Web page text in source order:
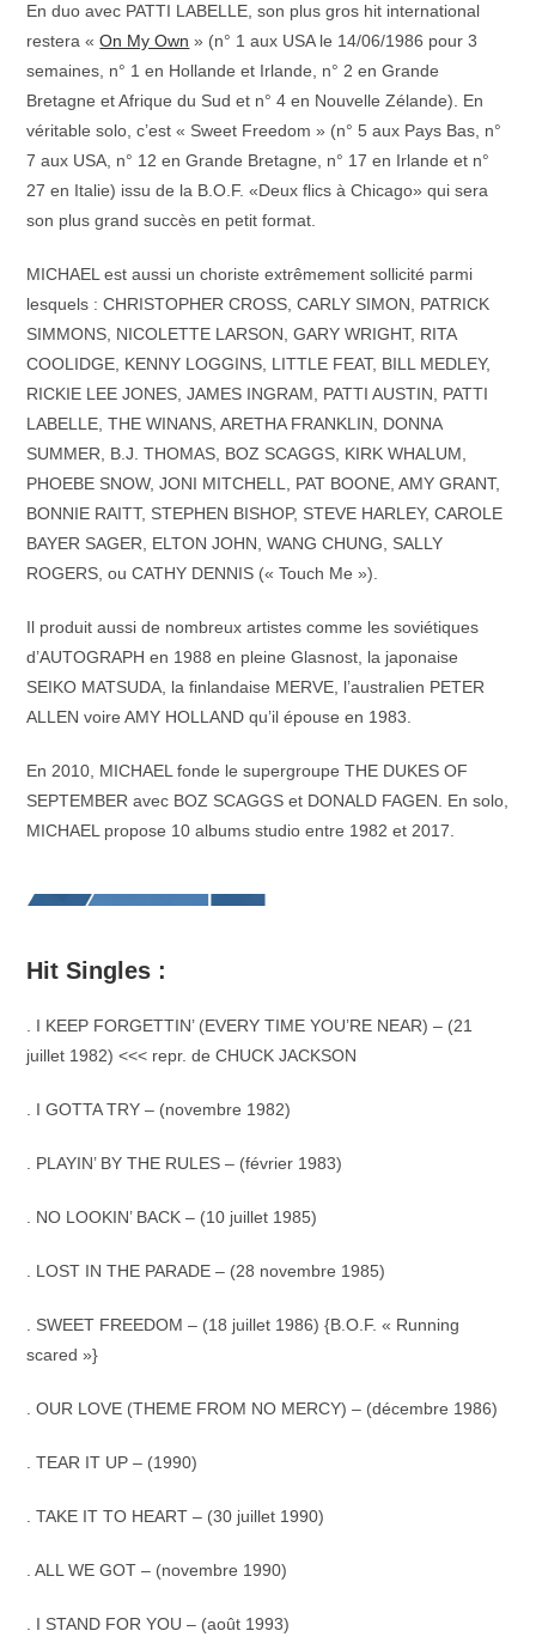
En duo avec PATTI LABELLE, son plus gros hit international
restera «On My Own » (n° 1 aux USA le 14/06/1986 pour 3
semaines, n° 1 en Hollande et Irlande, n° 2 en Grande
Bretagne et Afrique du Sud et n° 4 en Nouvelle Zélande). En
véritable solo, c’est « Sweet Freedom » (n° 5 aux Pays Bas, n°
7 aux USA, n° 12 en Grande Bretagne, n° 17 en Irlande et n°
27 en Italie) issu de la B.O.F. «Deux flics à Chicago» qui sera
son plus grand succès en petit format.
MICHAEL est aussi un choriste extrêmement sollicité parmi
lesquels : CHRISTOPHER CROSS, CARLY SIMON, PATRICK
SIMMONS, NICOLETTE LARSON, GARY WRIGHT, RITA
COOLIDGE, KENNY LOGGINS, LITTLE FEAT, BILL MEDLEY,
RICKIE LEE JONES, JAMES INGRAM, PATTI AUSTIN, PATTI
LABELLE, THE WINANS, ARETHA FRANKLIN, DONNA
SUMMER, B.J. THOMAS, BOZ SCAGGS, KIRK WHALUM,
PHOEBE SNOW, JONI MITCHELL, PAT BOONE, AMY GRANT,
BONNIE RAITT, STEPHEN BISHOP, STEVE HARLEY, CAROLE
BAYER SAGER, ELTON JOHN, WANG CHUNG, SALLY
ROGERS, ou CATHY DENNIS (« Touch Me »).
Il produit aussi de nombreux artistes comme les soviétiques
d’AUTOGRAPH en 1988 en pleine Glasnost, la japonaise
SEIKO MATSUDA, la finlandaise MERVE, l’australien PETER
ALLEN voire AMY HOLLAND qu’il épouse en 1983.
En 2010, MICHAEL fonde le supergroupe THE DUKES OF
SEPTEMBER avec BOZ SCAGGS et DONALD FAGEN. En solo,
MICHAEL propose 10 albums studio entre 1982 et 2017.
Hit Singles :
. I KEEP FORGETTIN’ (EVERY TIME YOU’RE NEAR) – (21
juillet 1982) <<< repr. de CHUCK JACKSON
. I GOTTA TRY – (novembre 1982)
. PLAYIN’ BY THE RULES – (février 1983)
. NO LOOKIN’ BACK – (10 juillet 1985)
. LOST IN THE PARADE – (28 novembre 1985)
. SWEET FREEDOM – (18 juillet 1986) {B.O.F. « Running
scared »}
. OUR LOVE (THEME FROM NO MERCY) – (décembre 1986)
. TEAR IT UP – (1990)
. TAKE IT TO HEART – (30 juillet 1990)
. ALL WE GOT – (novembre 1990)
. I STAND FOR YOU – (août 1993)